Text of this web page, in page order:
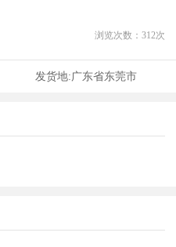
浏览次数： 312次
发货地:广东省东莞市